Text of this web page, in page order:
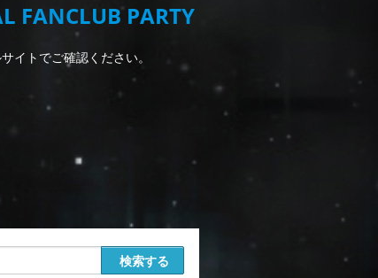
FANCLUB PARTY
イトでご確認ください。